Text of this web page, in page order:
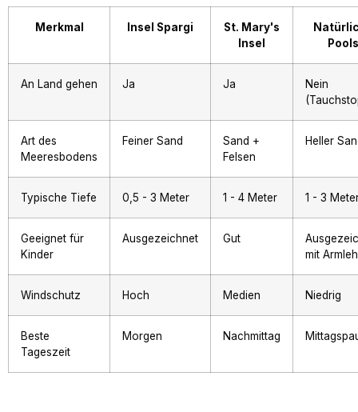
Merkmal Insel Spargi
St. Mary's
Insel
Pools
An Land gehen Ja Ja
Nein
Art des
Meeresbodens
Feiner Sand
Sand +
Felsen
Heller
Typische Tiefe 0,5 - 3 Meter 1 - 4 Meter 1 - 3
Geeignet für
Kinder
Ausgezeichnet Gut
mit
Windschutz Hoch Medien Niedrig
Beste
Tageszeit
Morgen Nachmittag